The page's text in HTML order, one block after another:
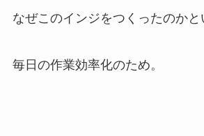
なぜこのインジをつくったのかと
毎日の作業効率化のため。